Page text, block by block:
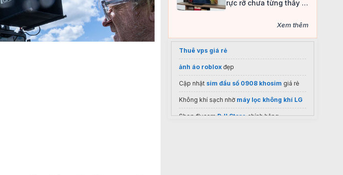
rực rỡ chưa từng thấy ở
Xem thêm
Thuê vps giá rẻ
ảnh áo roblox đẹp
Cập nhật sim đầu số 0908 khosim giá rẻ
Không khí sạch nhờ máy lọc không khí LG
Shop flycamDJI Storechính hãng